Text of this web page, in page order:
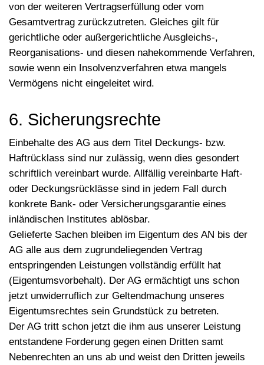
von der weiteren Vertragserfüllung oder vom
Gesamtvertrag zurückzutreten. Gleiches gilt für
gerichtliche oder außergerichtliche Ausgleichs-,
Reorganisations- und diesen nahekommende Verfahren,
sowie wenn ein Insolvenzverfahren etwa mangels
Vermögens nicht eingeleitet wird.
6. Sicherungsrechte
Einbehalte des AG aus dem Titel Deckungs- bzw.
Haftrücklass sind nur zulässig, wenn dies gesondert
schriftlich vereinbart wurde. Allfällig vereinbarte Haft-
oder Deckungsrücklässe sind in jedem Fall durch
konkrete Bank- oder Versicherungsgarantie eines
inländischen Institutes ablösbar.
Gelieferte Sachen bleiben im Eigentum des AN bis der
AG alle aus dem zugrundeliegenden Vertrag
entspringenden Leistungen vollständig erfüllt hat
(Eigentumsvorbehalt). Der AG ermächtigt uns schon
jetzt unwiderruflich zur Geltendmachung unseres
Eigentumsrechtes sein Grundstück zu betreten.
Der AG tritt schon jetzt die ihm aus unserer Leistung
entstandene Forderung gegen einen Dritten samt
Nebenrechten an uns ab und weist den Dritten jeweils